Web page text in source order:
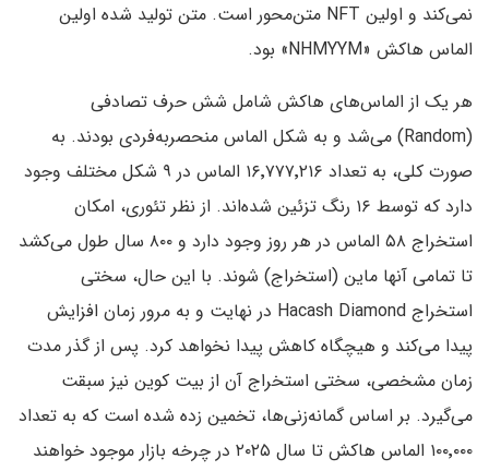
نمی‌کند و اولین NFT متن‌محور است. متن تولید شده اولین
الماس هاکش «NHMYYM» بود.
هر یک از الماس‌های هاکش شامل شش حرف تصادفی
(Random) می‌شد و به شکل الماس منحصربه‌فردی بودند. به
صورت کلی، به تعداد ۱۶٬۷۷۷٬۲۱۶ الماس در ۹ شکل مختلف وجود
دارد که توسط ۱۶ رنگ تزئین شده‌اند. از نظر تئوری، امکان
استخراج ۵۸ الماس در هر روز وجود دارد و ۸۰۰ سال طول می‌کشد
تا تمامی آنها ماین (استخراج) شوند. با این حال، سختی
استخراج Hacash Diamond در نهایت و به مرور زمان افزایش
پیدا می‌کند و هیچگاه کاهش پیدا نخواهد کرد. پس از گذر مدت
زمان مشخصی، سختی استخراج آن از بیت کوین نیز سبقت
می‌گیرد. بر اساس گمانه‌زنی‌ها، تخمین زده شده است که به تعداد
۱۰۰٬۰۰۰ الماس هاکش تا سال ۲۰۲۵ در چرخه بازار موجود خواهند